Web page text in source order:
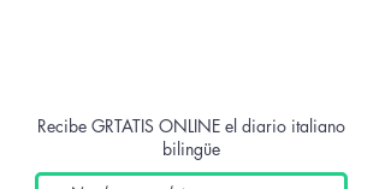
Recibe GRTATIS ONLINE el diario italiano
bilingüe